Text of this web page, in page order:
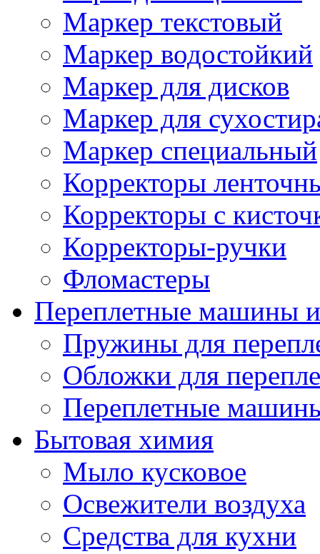
Маркер текстовый
Маркер водостойкий
Маркер для дисков
Маркер для
Маркер специальный
Корректоры
Корректоры с
Корректоры-ручки
Фломастеры
Переплетные машины и
Пружины для
Обложки для
Переплетные
Бытовая химия
Мыло кусковое
Освежители воздуха
Средства для кухни